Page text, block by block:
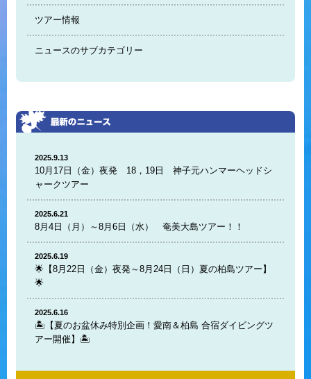
ツアー情報
ニュースのサブカテゴリー
2025.9.13
10月17日（金）夜発 18，19日 神子元ハンマーヘッドシ
ャークツアー
2025.6.21
8月4日（月）～8月6日（水） 奄美大島ツアー！！
2025.6.19
🌟【8月22日（金）夜発～8月24日（日）夏の柏島ツアー】
🌟
2025.6.16
🏝️【夏のお盆休み特別企画！愛南＆柏島 合宿ダイビングツ
アー開催】🏝️